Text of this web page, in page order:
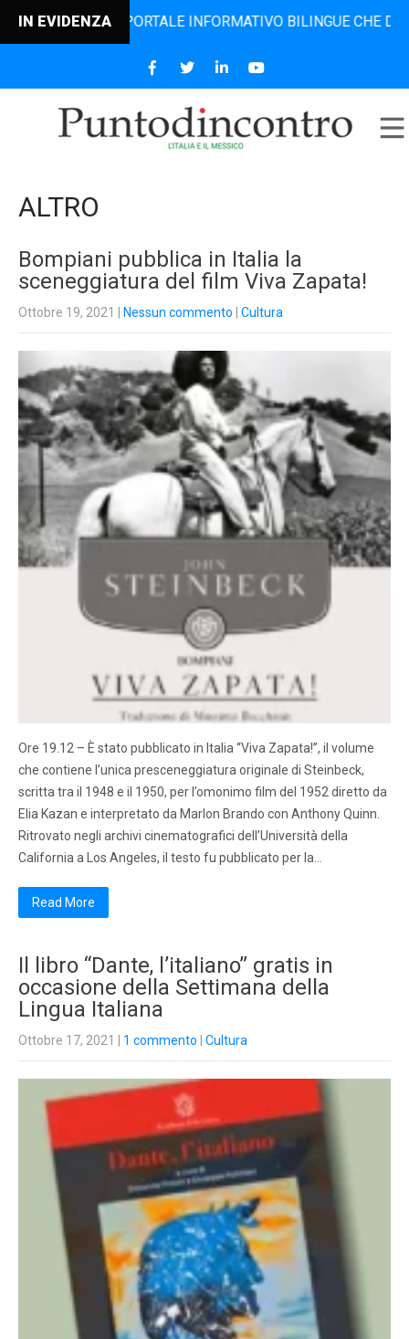
IN EVIDENZA
IL PORTALE INFORMATIVO BILINGUE CHE DAL 2006
ALTRO
Bompiani pubblica in Italia la
sceneggiatura del film Viva Zapata!
Ottobre 19, 2021 Nessun commento Cultura
Ore 19.12 – È stato pubblicato in Italia “Viva Zapata!”, il volume
che contiene l’unica presceneggiatura originale di Steinbeck,
scritta tra il 1948 e il 1950, per l’omonimo film del 1952 diretto da
Elia Kazan e interpretato da Marlon Brando con Anthony Quinn.
Ritrovato negli archivi cinematografici dell’Università della
California a Los Angeles, il testo fu pubblicato per la…
Read More
Il libro “Dante, l’italiano” gratis in
occasione della Settimana della
Lingua Italiana
Ottobre 17, 2021 1 commento Cultura